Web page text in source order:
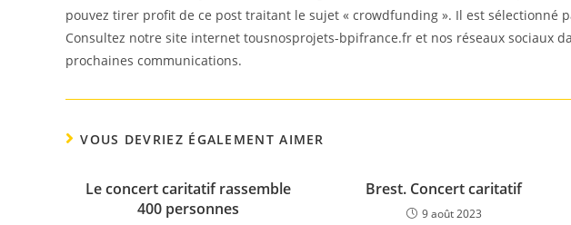
pouvez tirer profit de ce post traitant le sujet « crowdfunding ». Il est sélectionné
Consultez notre site internet tousnosprojets-bpifrance.fr et nos réseaux sociaux
prochaines communications.
VOUS DEVRIEZ ÉGALEMENT AIMER
Le concert caritatif rassemble
400 personnes
Brest. Concert caritatif
9 août 2023